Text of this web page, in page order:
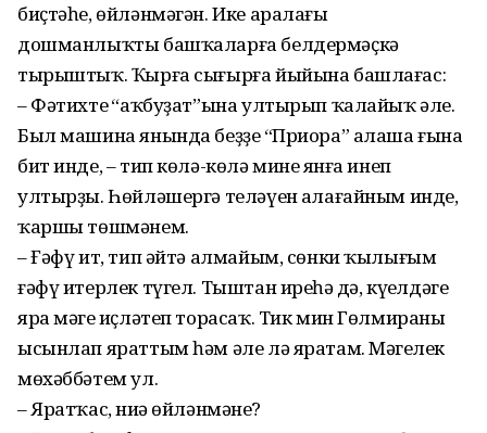
биҫтәһе, өйләнмәгән. Ике аралағы
дошманлыҡты башҡаларға белдермәҫкә
тырыштыҡ. Ҡырға сығырға йыйына башлағас:
– Фәтихтең “аҡбуҙат”ына ултырып ҡалайыҡ әле.
Был машина янында беҙҙең “Приора” алаша ғына
бит инде, – тип көлә-көлә минең янға инеп
ултырҙы. Һөйләшергә теләүен аңлағайным инде,
ҡаршы төшмәнем.
– Ғәфү ит, тип әйтә алмайым, сөнки ҡылығым
ғәфү итерлек түгел. Тыштан иреһәң дә, күңелдәге
яра мәңге иҫләтеп торасаҡ. Тик мин Гөлмираны
ысынлап яраттым һәм әле лә яратам. Мәңгелек
мөхәббәтем ул.
– Яратҡас, ниңә өйләнмәнең?